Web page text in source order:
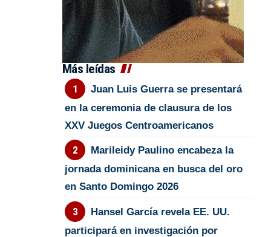
Más leídas
Juan Luis Guerra se presentará
en la ceremonia de clausura de los
XXV Juegos Centroamericanos
Marileidy Paulino encabeza la
jornada dominicana en busca del oro
en Santo Domingo 2026
Hansel García revela EE. UU.
participará en investigación por